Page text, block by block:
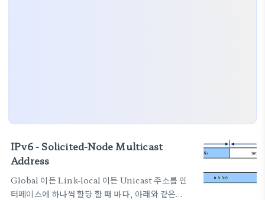
IPv6 - Solicited-Node Multicast
Address
Global 이든 Link-local 이든 Unicast 주소를 인
터페이스에 하나씩 할당 할 때 마다, 아래와 같은